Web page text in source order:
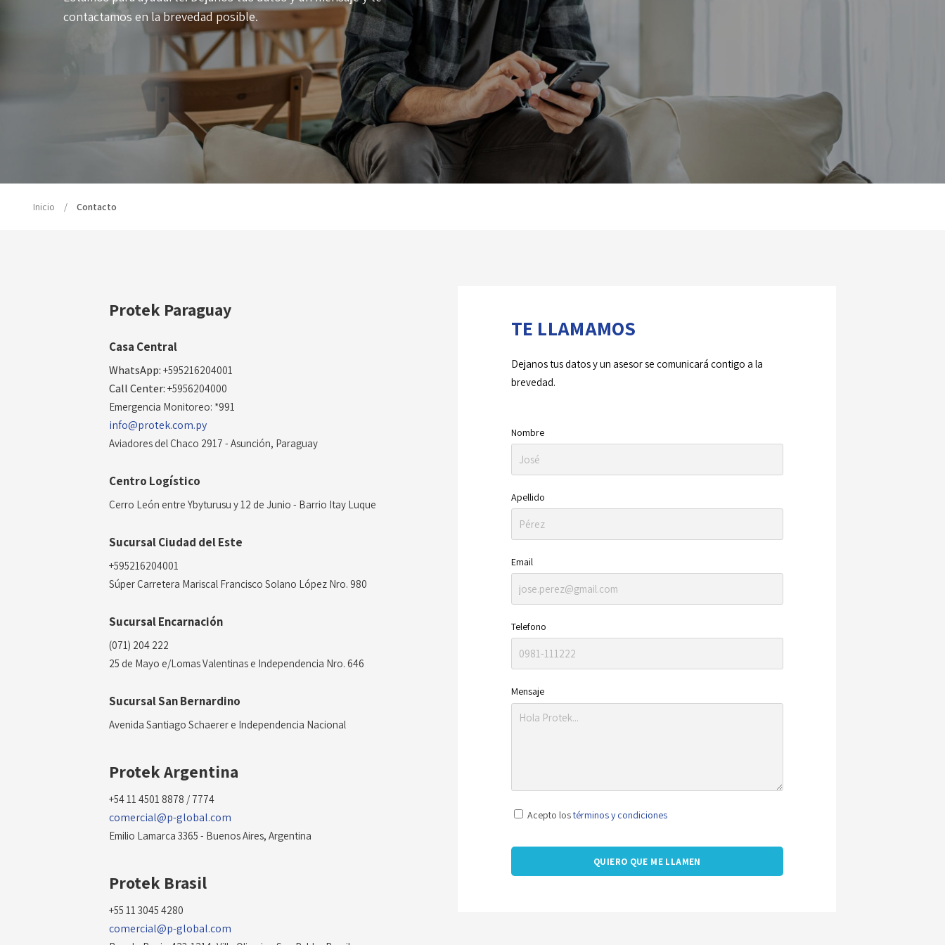
contactamos en la brevedad posible.
Inicio Contacto
Protek Paraguay
Casa Central
WhatsApp: +595216204001
Call Center: +5956204000
Emergencia Monitoreo: *991
info@protek.com.py
Aviadores del Chaco 2917 - Asunción, Paraguay
Centro Logístico
Cerro León entre Ybyturusu y 12 de Junio - Barrio Itay Luque
Sucursal Ciudad del Este
+595216204001
Súper Carretera Mariscal Francisco Solano López Nro. 980
Sucursal Encarnación
(071) 204 222
25 de Mayo e/Lomas Valentinas e Independencia Nro. 646
Sucursal San Bernardino
Avenida Santiago Schaerer e Independencia Nacional
Protek Argentina
+54 11 4501 8878 / 7774
comercial@p-global.com
Emilio Lamarca 3365 - Buenos Aires, Argentina
Protek Brasil
+55 11 3045 4280
comercial@p-global.com
TE LLAMAMOS
Dejanos tus datos y un asesor se comunicará contigo a la
brevedad.
Nombre
Apellido
Email
Telefono
Mensaje
Acepto lostérminos y condiciones